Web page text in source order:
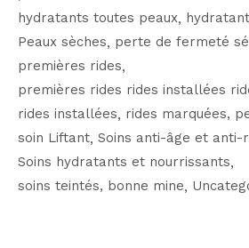
hydratants toutes peaux
Peaux sèches
perte de fermeté
premières rides
premières rides rides installées
rides installées
rides marquées,
soin Liftant Soins anti-âge et anti-
Soins hydratants et nourrissants
soins teintés, bonne mine